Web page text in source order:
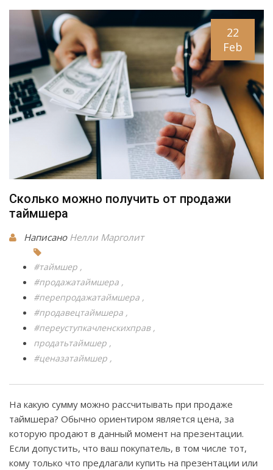
22
Feb
Сколько можно получить от продажи
таймшера
Написано Нелли Марголит
#таймшер
#продажатаймшера
#перепродажатаймшера
#продавецтаймшера
#переуступкачленскихправ
продатьтаймшер
#ценазатаймшер
На какую сумму можно рассчитывать при продаже
таймшера? Обычно ориентиром является цена, за
которую продают в данный момент на презентации.
Если допустить, что ваш покупатель, в том числе тот,
кому только что предлагали купить на презентации или